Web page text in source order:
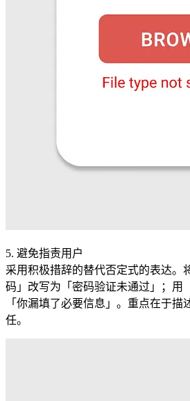
5. 避免指责用户
采用积极措辞的替代否定式的表达。
码」改写为「密码验证未通过」；用
「你漏填了必要信息」。重点在于描
任。